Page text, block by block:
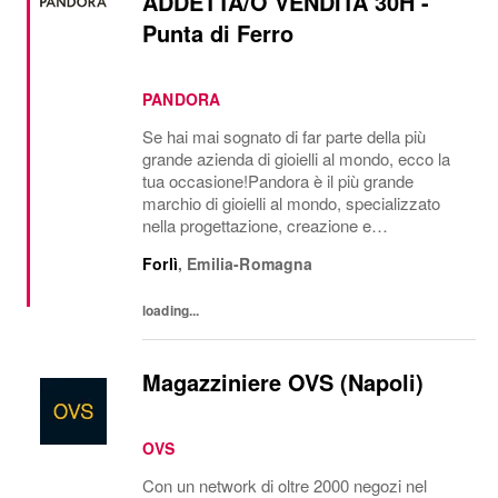
Punta di Ferro
PANDORA
Se hai mai sognato di far parte della più
grande azienda di gioielli al mondo, ecco la
tua occasione!Pandora è il più grande
marchio di gioielli al mondo, specializzato
nella progettazione, creazione e
accessibili realizzati con materiali di alta
Forlì, Emilia-Romagna
loading...
Magazziniere OVS (Napoli)
OVS
Con un network di oltre 2000 negozi nel